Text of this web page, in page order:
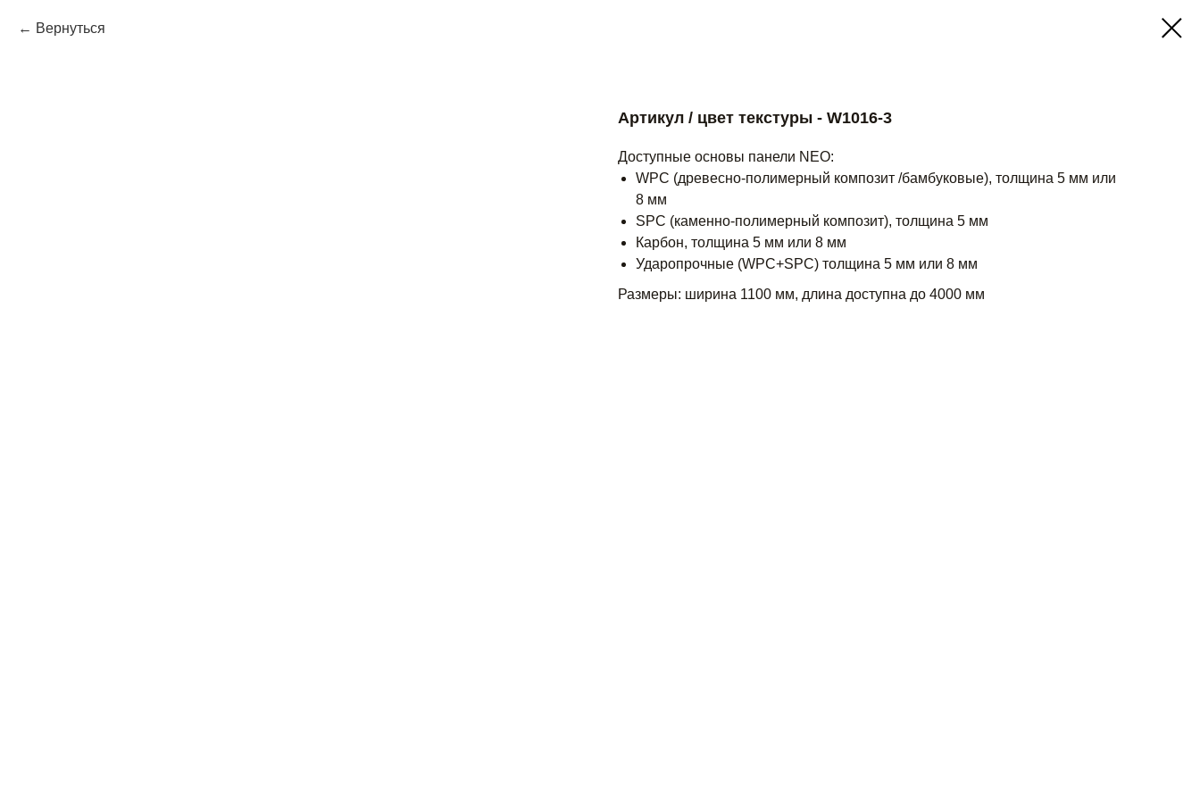
Вернуться
Артикул / цвет текстуры - W1016-3
Доступные основы панели NEO:
WPC (древесно-полимерный композит /бамбуковые), толщина 5 мм или
8 мм
SPC (каменно-полимерный композит), толщина 5 мм
Карбон, толщина 5 мм или 8 мм
Ударопрочные (WPC+SPC) толщина 5 мм или 8 мм
Размеры: ширина 1100 мм, длина доступна до 4000 мм